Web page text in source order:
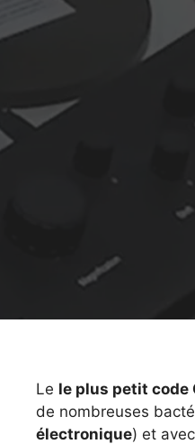
Le le plus petit code
de nombreuses
électronique) et